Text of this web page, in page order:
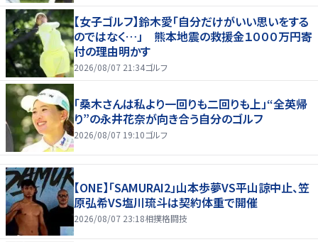
【女子ゴルフ】鈴木愛「自分だけがいい思いをする
のではなく…」 熊本地震の救援金１０００万円寄
付の理由明かす
2026/08/07 21:34ゴルフ
「桑木さんは私より一回りも二回りも上」“全英帰
り”の永井花奈が向き合う自分のゴルフ
2026/08/07 19:10ゴルフ
【ONE】「SAMURAI2」山本歩夢VS平山諒中止、笠
原弘希VS塩川琉斗は契約体重で開催
2026/08/07 23:18相撲格闘技